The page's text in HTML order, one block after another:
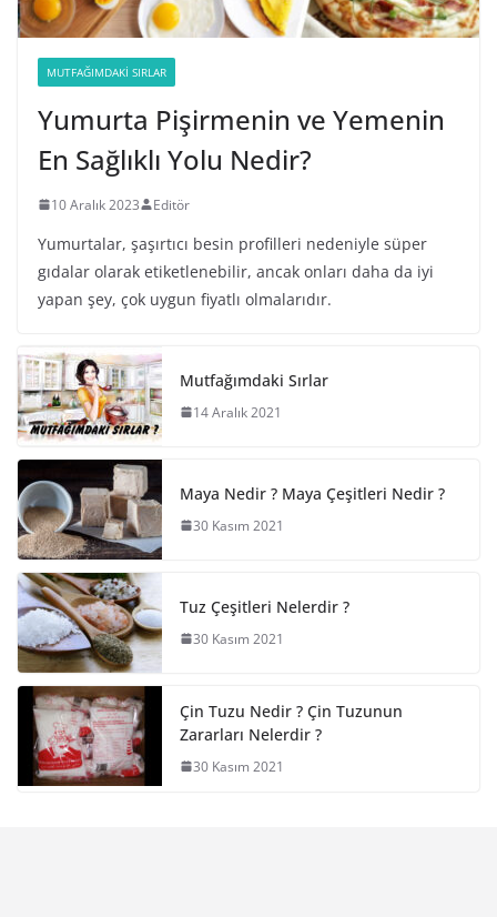
MUTFAĞIMDAKI SIRLAR
Yumurta Pişirmenin ve Yemenin
En Sağlıklı Yolu Nedir?
10 Aralık 2023 Editör
Yumurtalar, şaşırtıcı besin profilleri nedeniyle süper
gıdalar olarak etiketlenebilir, ancak onları daha da iyi
yapan şey, çok uygun fiyatlı olmalarıdır.
Mutfağımdaki Sırlar
14 Aralık 2021
Maya Nedir ? Maya Çeşitleri Nedir ?
30 Kasım 2021
Tuz Çeşitleri Nelerdir ?
30 Kasım 2021
Çin Tuzu Nedir ? Çin Tuzunun
Zararları Nelerdir ?
30 Kasım 2021